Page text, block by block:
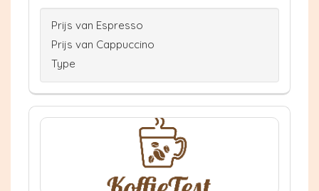
Prijs van Espresso
Prijs van Cappuccino
Type